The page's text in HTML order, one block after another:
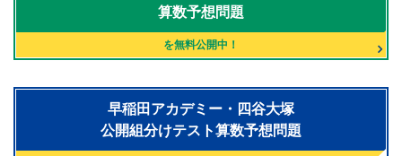
算数予想問題
を無料公開中！
早稲田アカデミー・四谷大塚
公開組分けテスト算数予想問題